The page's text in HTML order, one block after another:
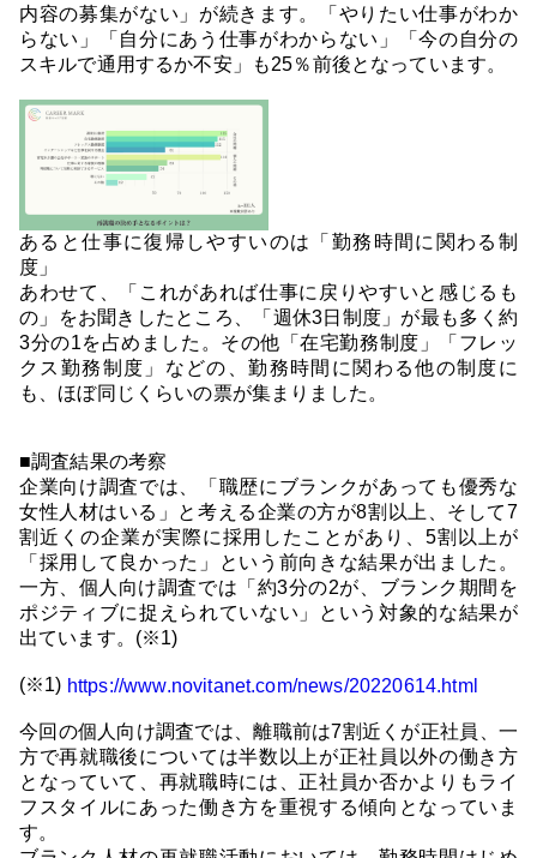
内容の募集がない」が続きます。「やりたい仕事がわか
らない」「自分にあう仕事がわからない」「今の自分の
スキルで通用するか不安」も25％前後となっています。
あると仕事に復帰しやすいのは「勤務時間に関わる制
度」
あわせて、「これがあれば仕事に戻りやすいと感じるも
の」をお聞きしたところ、「週休3日制度」が最も多く約
3分の1を占めました。その他「在宅勤務制度」「フレッ
クス勤務制度」などの、勤務時間に関わる他の制度に
も、ほぼ同じくらいの票が集まりました。
■調査結果の考察
企業向け調査では、「職歴にブランクがあっても優秀な
女性人材はいる」と考える企業の方が8割以上、そして7
割近くの企業が実際に採用したことがあり、5割以上が
「採用して良かった」という前向きな結果が出ました。
一方、個人向け調査では「約3分の2が、ブランク期間を
ポジティブに捉えられていない」という対象的な結果が
出ています。(※1)
(※1) https://www.novitanet.com/news/20220614.html
今回の個人向け調査では、離職前は7割近くが正社員、一
方で再就職後については半数以上が正社員以外の働き方
となっていて、再就職時には、正社員か否かよりもライ
フスタイルにあった働き方を重視する傾向となっていま
す。